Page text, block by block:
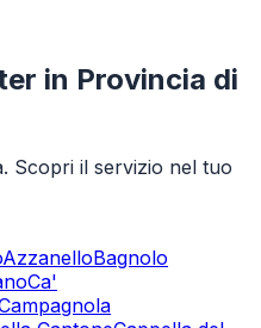
in Provincia di
Scopri il servizio nel tuo
AzzanelloBagnolo
Ca'